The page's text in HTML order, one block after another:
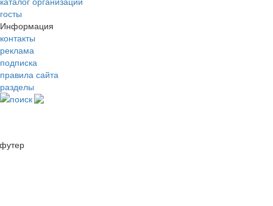
госты
Информация
контакты
реклама
подписка
правила сайта
разделы
поиск
футер